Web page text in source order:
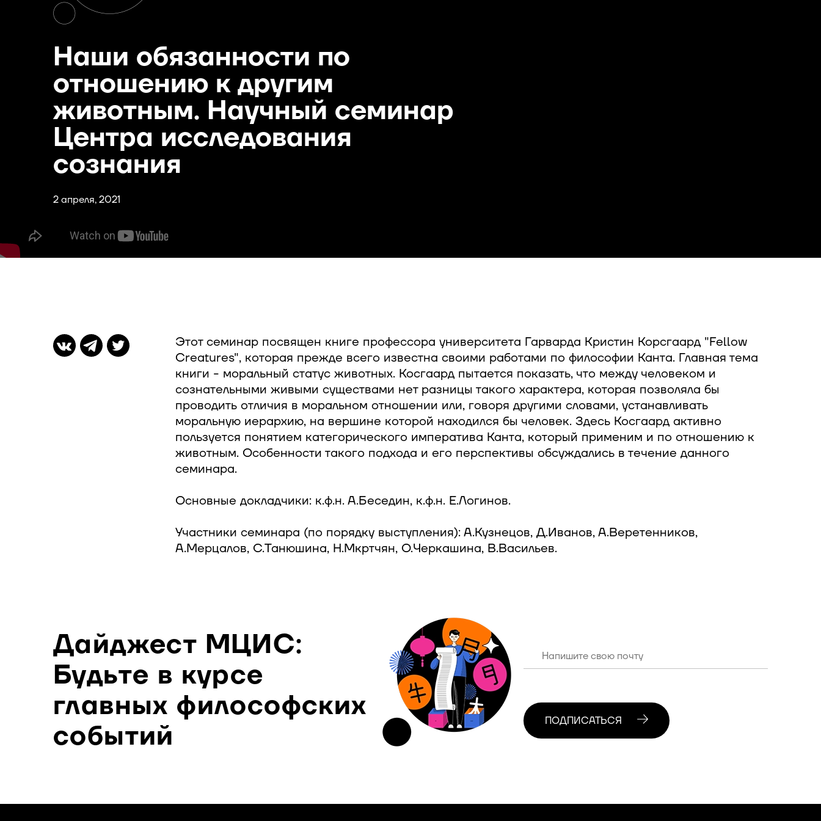
Наши обязанности по
отношению к другим
животным. Научный семинар
Центра исследования
сознания
2 апреля, 2021
Этот семинар посвящен книге профессора университета Гарварда Кристин Корсгаард "Fellow
Creatures", которая прежде всего известна своими работами по философии Канта. Главная тема
книги - моральный статус животных. Косгаард пытается показать, что между человеком и
сознательными живыми существами нет разницы такого характера, которая позволяла бы
проводить отличия в моральном отношении или, говоря другими словами, устанавливать
моральную иерархию, на вершине которой находился бы человек. Здесь Косгаард активно
пользуется понятием категорического императива Канта, который применим и по отношению к
животным. Особенности такого подхода и его перспективы обсуждались в течение данного
семинара.
Основные докладчики: к.ф.н. А.Беседин, к.ф.н. Е.Логинов.
Участники семинара (по порядку выступления): А.Кузнецов, Д.Иванов, А.Веретенников,
А.Мерцалов, С.Танюшина, Н.Мкртчян, О.Черкашина, В.Васильев.
Дайджест МЦИС:
Будьте в курсе
главных философских
событий
ПОДПИСАТЬСЯ